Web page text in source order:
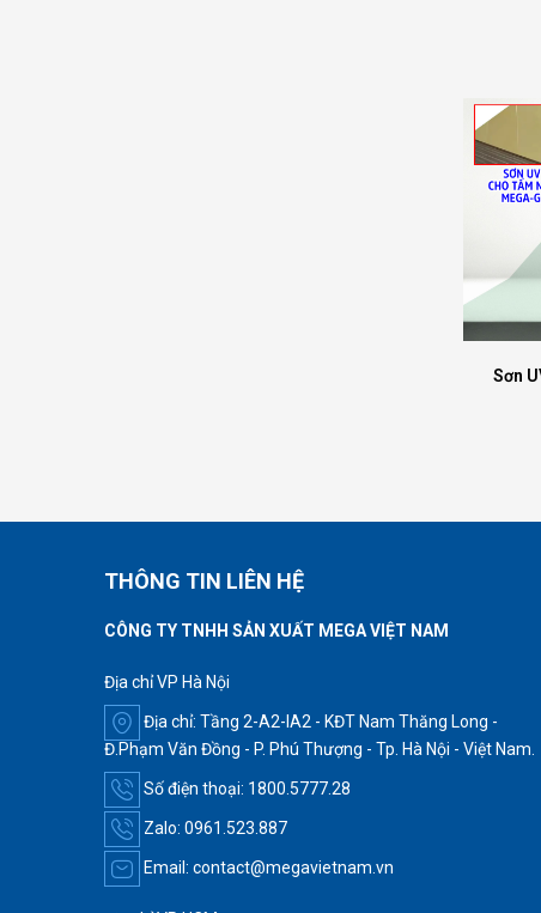
Sơn
THÔNG TIN LIÊN HỆ
CÔNG TY TNHH SẢN XUẤT MEGA VIỆT NAM
Địa chỉ VP Hà Nội
Địa chỉ: Tầng 2-A2-IA2 - KĐT Nam Thăng Long -
Đ.Phạm Văn Đồng - P. Phú Thượng - Tp. Hà Nội - Việt Nam.
Số điện thoại: 1800.5777.28
Zalo: 0961.523.887
Email: contact@megavietnam.vn